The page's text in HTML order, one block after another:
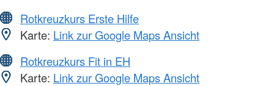
Rotkreuzkurs Erste Hilfe
Karte: Link zur Google Maps Ansicht
Rotkreuzkurs Fit in EH
Karte: Link zur Google Maps Ansicht